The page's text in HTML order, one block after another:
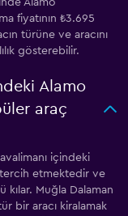
Alamo
fiyatının ₺3.695
türüne ve aracını
gösterebilir.
Alamo
araç
içindeki
tercih etmektedir ve
Muğla Dalaman
bir aracı kiralamak